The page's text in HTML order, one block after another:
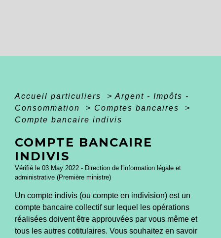
Accueil particuliers > Argent - Impôts -
Consommation
> Comptes bancaires
>
Compte bancaire indivis
COMPTE BANCAIRE
INDIVIS
Vérifié le 03 May 2022 - Direction de l'information légale et
administrative (Première ministre)
Un compte indivis (ou compte en indivision) est un
compte bancaire collectif sur lequel les opérations
réalisées doivent être approuvées par vous même et
tous les autres cotitulaires. Vous souhaitez en savoir